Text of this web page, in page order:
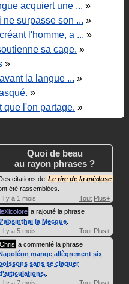
acquiert une ... »
surpasse son ... »
l'homme, a ... »
sa cage. »
»
la langue ... »
»
que l'on partage. »
Quoi de beau
au rayon phrases ?
citations de Le rire de la méduse
été rassemblées.
Il y a 1 mois
Tout Plus+
leXicolore a rajouté la phrase
la Mecque
Il y a 5 mois
Tout Plus+
Chris a commenté la phrase
mange allègrement six
sans se claquer